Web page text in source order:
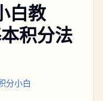
白教
积分法
分小白